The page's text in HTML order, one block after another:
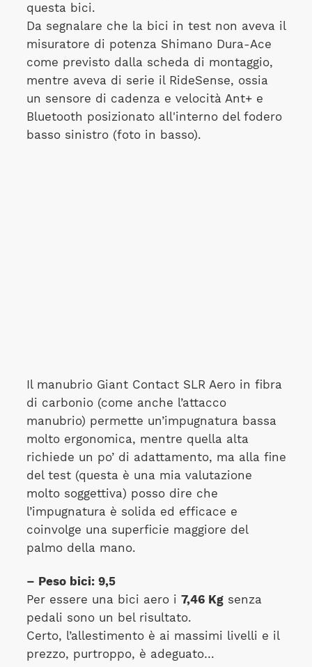
questa bici.
Da segnalare che la bici in test non aveva il
misuratore di potenza Shimano Dura-Ace
come previsto dalla scheda di montaggio,
mentre aveva di serie il RideSense, ossia
un sensore di cadenza e velocità Ant+ e
Bluetooth posizionato all'interno del fodero
basso sinistro (foto in basso).
Il manubrio Giant Contact SLR Aero in fibra
di carbonio (come anche l’attacco
manubrio) permette un’impugnatura bassa
molto ergonomica, mentre quella alta
richiede un po’ di adattamento, ma alla fine
del test (questa è una mia valutazione
molto soggettiva) posso dire che
l’impugnatura è solida ed efficace e
coinvolge una superficie maggiore del
palmo della mano.
– Peso bici: 9,5
Per essere una bici aero i 7,46 Kgsenza
pedali sono un bel risultato.
Certo, l’allestimento è ai massimi livelli e il
prezzo, purtroppo, è adeguato…